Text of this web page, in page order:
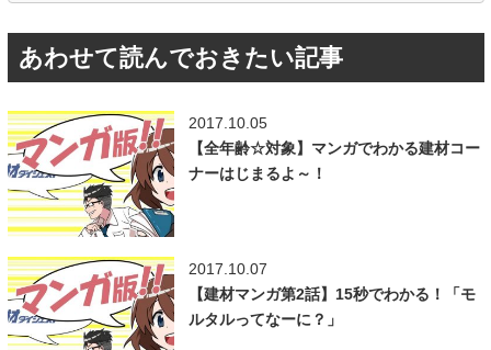
あわせて読んでおきたい記事
2017.10.05
【全年齢☆対象】マンガでわかる建材コー
ナーはじまるよ～！
2017.10.07
【建材マンガ第2話】15秒でわかる！「モ
ルタルってなーに？」